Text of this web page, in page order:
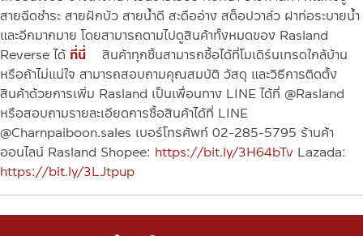
สายฉีดชำระ สายฝักบัว สายน้ำดี สะดืออ่าง สต็อปวาล์ว ฝาท่อระบายน้ำ
และอีกมากมาย โดยสามารถตามไปดูสินค้าทั้งหมดของ Rasland
Reverse ได้ ที่นี่
สินค้าทุกชิ้นสามารถซื้อได้ที่โมเดิร์นเทรดใกล้บ้าน
หรือถ้าไม่แน่ใจ สามารถสอบถามคุณสมบัติ วัสดุ และวิธีการติดตั้ง
สินค้าด้วยการเพิ่ม Rasland เป็นเพื่อนทาง LINE ได้ที่ @Rasland
หรือสอบถามรายละเอียดการซื้อสินค้าได้ที่ LINE
@Charnpaiboon.sales เบอร์โทรศัพท์ 02-285-5795 ร้านค้า
ออนไลน์ Rasland Shopee: https://bit.ly/3H64bTv Lazada:
https://bit.ly/3LJtpup